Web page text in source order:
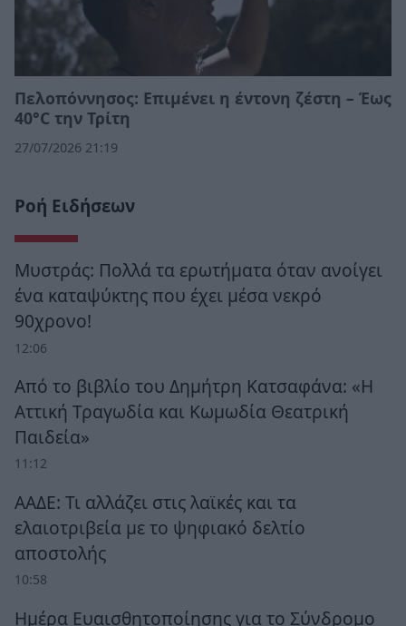
Πελοπόννησος: Επιμένει η έντονη ζέστη – Έως
40°C την Τρίτη
27/07/2026 21:19
Ροή Ειδήσεων
Μυστράς: Πολλά τα ερωτήματα όταν ανοίγει
ένα καταψύκτης που έχει μέσα νεκρό
90χρονο!
12:06
Από το βιβλίο του Δημήτρη Κατσαφάνα: «Η
Αττική Τραγωδία και Κωμωδία Θεατρική
Παιδεία»
11:12
ΑΑΔΕ: Τι αλλάζει στις λαϊκές και τα
ελαιοτριβεία με το ψηφιακό δελτίο
αποστολής
10:58
Ημέρα Ευαισθητοποίησης για το Σύνδρομο